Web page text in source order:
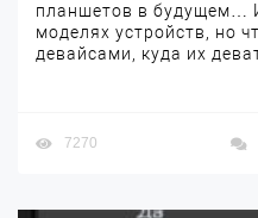
планшетов в будущем…
моделях устройств, но
девайсами, куда их
7270